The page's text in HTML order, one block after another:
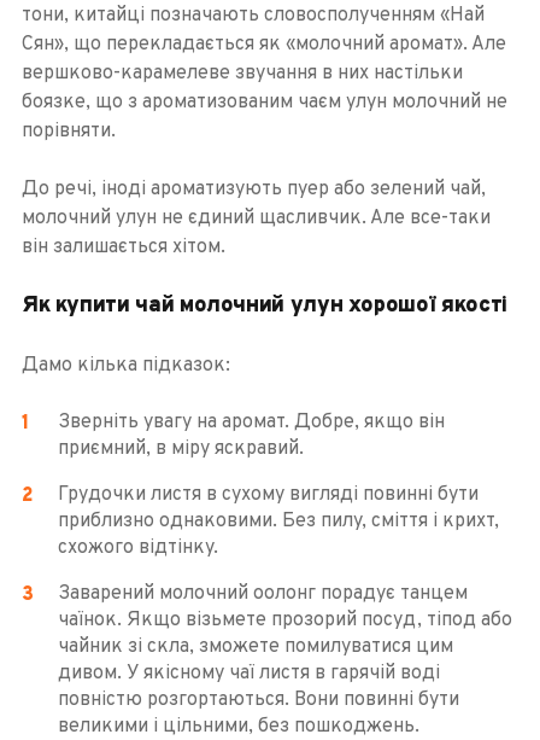
тони, китайці позначають словосполученням «Най
Сян», що перекладається як «молочний аромат». Але
вершково-карамелеве звучання в них настільки
боязке, що з ароматизованим чаєм улун молочний не
порівняти.
До речі, іноді ароматизують пуер або зелений чай,
молочний улун не єдиний щасливчик. Але все-таки
він залишається хітом.
Як купити чай молочний улун хорошої якості
Дамо кілька підказок:
Зверніть увагу на аромат. Добре, якщо він
приємний, в міру яскравий.
Грудочки листя в сухому вигляді повинні бути
приблизно однаковими. Без пилу, сміття і крихт,
схожого відтінку.
Заварений молочний оолонг порадує танцем
чаїнок. Якщо візьмете прозорий посуд, тіпод або
чайник зі скла, зможете помилуватися цим
дивом. У якісному чаї листя в гарячій воді
повністю розгортаються. Вони повинні бути
великими і цільними, без пошкоджень.